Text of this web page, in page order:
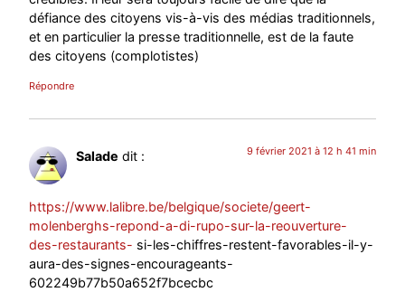
défiance des citoyens vis-à-vis des médias traditionnels,
et en particulier la presse traditionnelle, est de la faute
des citoyens (complotistes)
Répondre
Salade dit : 9 février 2021 à 12 h 41 min
https://www.lalibre.be/belgique/societe/geert-
molenberghs-repond-a-di-rupo-sur-la-reouverture-
des-restaurants- si-les-chiffres-restent-favorables-il-y-
aura-des-signes-encourageants-
602249b77b50a652f7bcecbc